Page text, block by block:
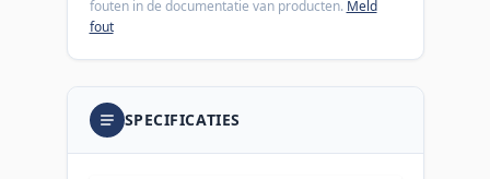
fouten in de documentatie van producten. Meld
fout
SPECIFICATIES